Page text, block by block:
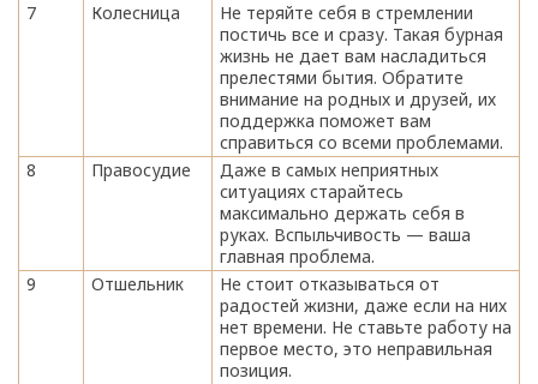
7
Колесница
Не теряйте себя в стремлении
постичь все и сразу. Такая бурная
жизнь не дает вам насладиться
прелестями бытия. Обратите
внимание на родных и друзей, их
поддержка поможет вам
справиться со всеми проблемами.
8
Правосудие
Даже в самых неприятных
ситуациях старайтесь
максимально держать себя в
руках. Вспыльчивость — ваша
главная проблема.
9
Отшельник
Не стоит отказываться от
радостей жизни, даже если на них
нет времени. Не ставьте работу на
первое место, это неправильная
позиция.